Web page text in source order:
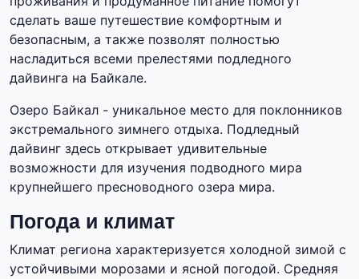
сделать ваше путешествие комфортным и
безопасным, а также позволят полностью
насладиться всеми прелестями подледного
дайвинга на Байкале.
Озеро Байкал - уникальное место для поклонников
экстремального зимнего отдыха. Подледный
дайвинг здесь открывает удивительные
возможности для изучения подводного мира
крупнейшего пресноводного озера мира.
Погода и климат
Климат региона характеризуется холодной зимой с
устойчивыми морозами и ясной погодой. Средняя